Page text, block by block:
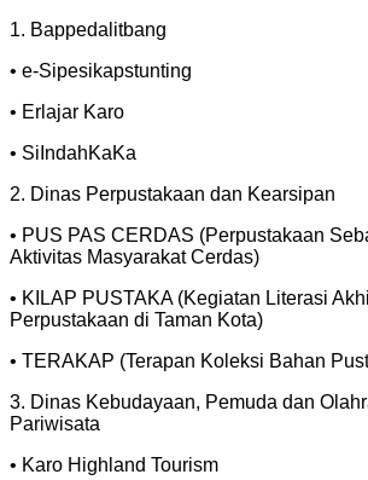
1. Bappedalitbang
• e-Sipesikapstunting
• Erlajar Karo
• SiIndahKaKa
2. Dinas Perpustakaan dan Kearsipan
• PUS PAS CERDAS (Perpustakaan
Aktivitas Masyarakat Cerdas)
• KILAP PUSTAKA (Kegiatan Literasi
Perpustakaan di Taman Kota)
• TERAKAP (Terapan Koleksi Bahan
3. Dinas Kebudayaan, Pemuda dan
Pariwisata
• Karo Highland Tourism